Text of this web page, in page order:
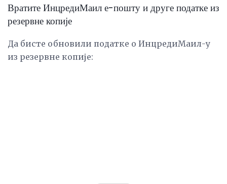
Вратите ИнцредиМаил е-пошту и друге податке из
резервне копије
Да бисте обновили податке о ИнцредиМаил-у
из резервне копије: